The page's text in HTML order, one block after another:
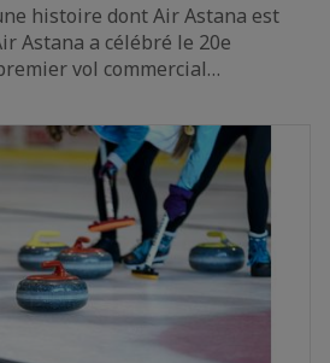
histoire dont Air Astana est
Astana a célébré le 20e
vol commercial…